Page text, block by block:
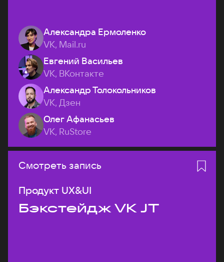
Александра Ермоленко
VK, Mail.ru
Евгений Васильев
VK, ВКонтакте
Александр Толокольников
VK, Дзен
Олег Афанасьев
VK, RuStore
Смотреть запись
Продукт UX&UI
Бэкстейдж VK JT